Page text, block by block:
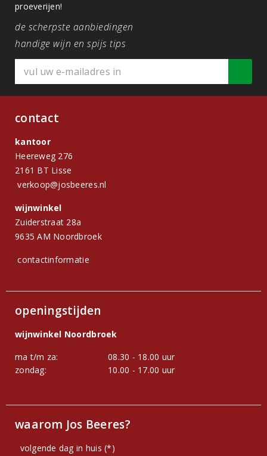
proeverijen!
de scherpste aanbiedingen
handige wijn en spijs tips
contact
kantoor
Heereweg 276
2161 BT Lisse
verkoop@josbeeres.nl
wijnwinkel
Zuiderstraat 28a
9635 AM Noordbroek
contactinformatie
openingstijden
wijnwinkel Noordbroek
ma t/m za:
08.30 - 18.00 uur
zondag:
10.00 - 17.00 uur
waarom Jos Beeres?
volgende dag in huis (*)